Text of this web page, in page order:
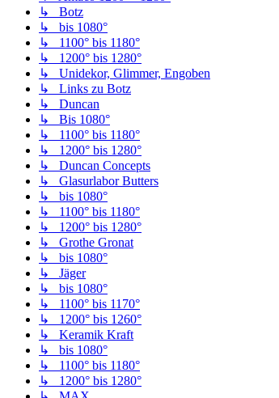
↳ Botz
↳ bis 1080°
↳ 1100° bis 1180°
↳ 1200° bis 1280°
↳ Unidekor, Glimmer, Engoben
↳ Links zu Botz
↳ Duncan
↳ Bis 1080°
↳ 1100° bis 1180°
↳ 1200° bis 1280°
↳ Duncan Concepts
↳ Glasurlabor Butters
↳ bis 1080°
↳ 1100° bis 1180°
↳ 1200° bis 1280°
↳ Grothe Gronat
↳ bis 1080°
↳ Jäger
↳ bis 1080°
↳ 1100° bis 1170°
↳ 1200° bis 1260°
↳ Keramik Kraft
↳ bis 1080°
↳ 1100° bis 1180°
↳ 1200° bis 1280°